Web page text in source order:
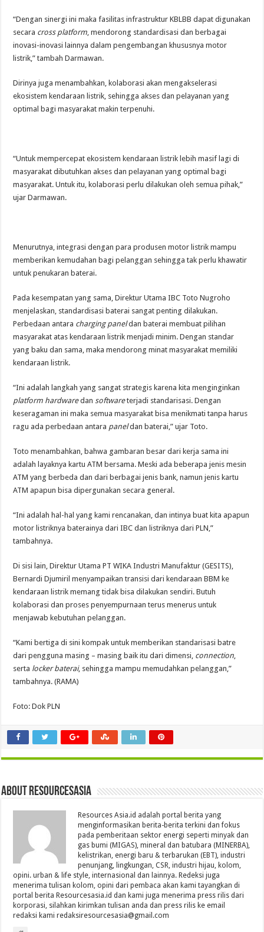
“Dengan sinergi ini maka fasilitas infrastruktur KBLBB dapat digunakan
secara cross platform, mendorong standardisasi dan berbagai
inovasi-inovasi lainnya dalam pengembangan khususnya motor
listrik,” tambah Darmawan.
Dirinya juga menambahkan, kolaborasi akan mengakselerasi
ekosistem kendaraan listrik, sehingga akses dan pelayanan yang
optimal bagi masyarakat makin terpenuhi.
“Untuk mempercepat ekosistem kendaraan listrik lebih masif lagi di
masyarakat dibutuhkan akses dan pelayanan yang optimal bagi
masyarakat. Untuk itu, kolaborasi perlu dilakukan oleh semua pihak,”
ujar Darmawan.
Menurutnya, integrasi dengan para produsen motor listrik mampu
memberikan kemudahan bagi pelanggan sehingga tak perlu khawatir
untuk penukaran baterai.
Pada kesempatan yang sama, Direktur Utama IBC Toto Nugroho
menjelaskan, standardisasi baterai sangat penting dilakukan.
Perbedaan antara charging paneldan baterai membuat pilihan
masyarakat atas kendaraan listrik menjadi minim. Dengan standar
yang baku dan sama, maka mendorong minat masyarakat memiliki
kendaraan listrik.
“Ini adalah langkah yang sangat strategis karena kita menginginkan
platform hardwaredansoftwareterjadi standarisasi. Dengan
keseragaman ini maka semua masyarakat bisa menikmati tanpa harus
ragu ada perbedaan antara paneldan baterai,” ujar Toto.
Toto menambahkan, bahwa gambaran besar dari kerja sama ini
adalah layaknya kartu ATM bersama. Meski ada beberapa jenis mesin
ATM yang berbeda dan dari berbagai jenis bank, namun jenis kartu
ATM apapun bisa dipergunakan secara general.
“Ini adalah hal-hal yang kami rencanakan, dan intinya buat kita apapun
motor listriknya baterainya dari IBC dan listriknya dari PLN,”
tambahnya.
Di sisi lain, Direktur Utama PT WIKA Industri Manufaktur (GESITS),
Bernardi Djumiril menyampaikan transisi dari kendaraan BBM ke
kendaraan listrik memang tidak bisa dilakukan sendiri. Butuh
kolaborasi dan proses penyempurnaan terus menerus untuk
menjawab kebutuhan pelanggan.
“Kami bertiga di sini kompak untuk memberikan standarisasi batre
dari pengguna masing – masing baik itu dari dimensi, connection,
serta locker baterai, sehingga mampu memudahkan pelanggan,”
tambahnya. (RAMA)
Foto: Dok PLN
About Resourcesasia
Resources Asia.id adalah portal berita yang
menginformasikan berita-berita terkini dan fokus
pada pemberitaan sektor energi seperti minyak dan
gas bumi (MIGAS), mineral dan batubara (MINERBA),
kelistrikan, energi baru & terbarukan (EBT), industri
penunjang, lingkungan, CSR, industri hijau, kolom,
opini. urban & life style, internasional dan lainnya. Redeksi juga
menerima tulisan kolom, opini dari pembaca akan kami tayangkan di
portal berita Resourcesasia.id dan kami juga menerima press rilis dari
korporasi, silahkan kirimkan tulisan anda dan press rilis ke email
redaksi kami redaksiresourcesasia@gmail.com